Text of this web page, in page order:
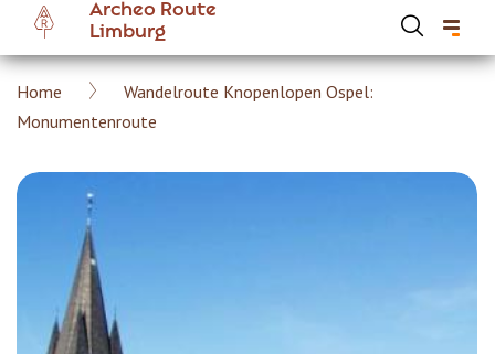
Overslaan
naar
inhoud
Archeo Route
Limburg
Kruimelpad
Home
Wandelroute Knopenlopen Ospel:
Monumentenroute